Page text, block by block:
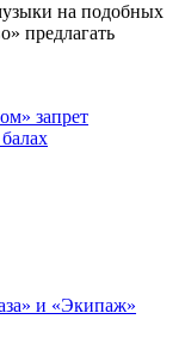
на подобных
предлагать
и «Экипаж»